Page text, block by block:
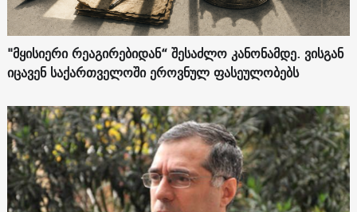
"მყისიერი რეაგირებიდან“ შესაძლო კანონამდე. ვისგან
იცავენ საქართველოში ეროვნულ ფასეულობებს